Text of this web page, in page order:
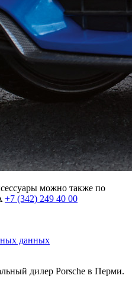
можно также по
+7 (342) 249 40 00
данных
дилер Porsche в Перми.